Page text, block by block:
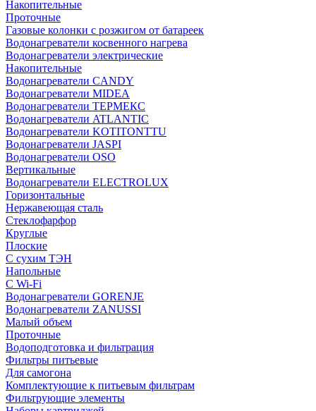
Накопительные
Проточные
Газовые колонки с розжигом от батареек
Водонагреватели косвенного нагрева
Водонагреватели электрические
Накопительные
Водонагреватели CANDY
Водонагреватели MIDEA
Водонагреватели ТЕРМЕКС
Водонагреватели ATLANTIC
Водонагреватели KOTITONTTU
Водонагреватели JASPI
Водонагреватели OSO
Вертикальные
Водонагреватели ELECTROLUX
Горизонтальные
Нержавеющая сталь
Стеклофарфор
Круглые
Плоские
С сухим ТЭН
Напольные
С Wi-Fi
Водонагреватели GORENJE
Водонагреватели ZANUSSI
Малый объем
Проточные
Водоподготовка и фильтрация
Фильтры питьевые
Для самогона
Комплектующие к питьевым фильтрам
Фильтрующие элементы